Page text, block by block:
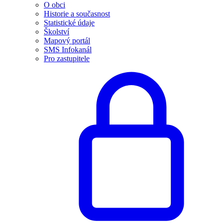
O obci
Historie a současnost
Statistické údaje
Školství
Mapový portál
SMS Infokanál
Pro zastupitele